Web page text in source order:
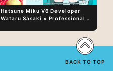
Hatsune Miku V6 Developer
Wataru Sasaki × Professional
Vocal Expression Lies in “Love
for the singing characters” and
BACK TO TOP